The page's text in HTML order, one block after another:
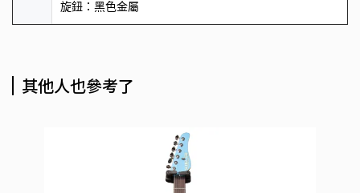
旋鈕：黑色金屬
其他人也參考了